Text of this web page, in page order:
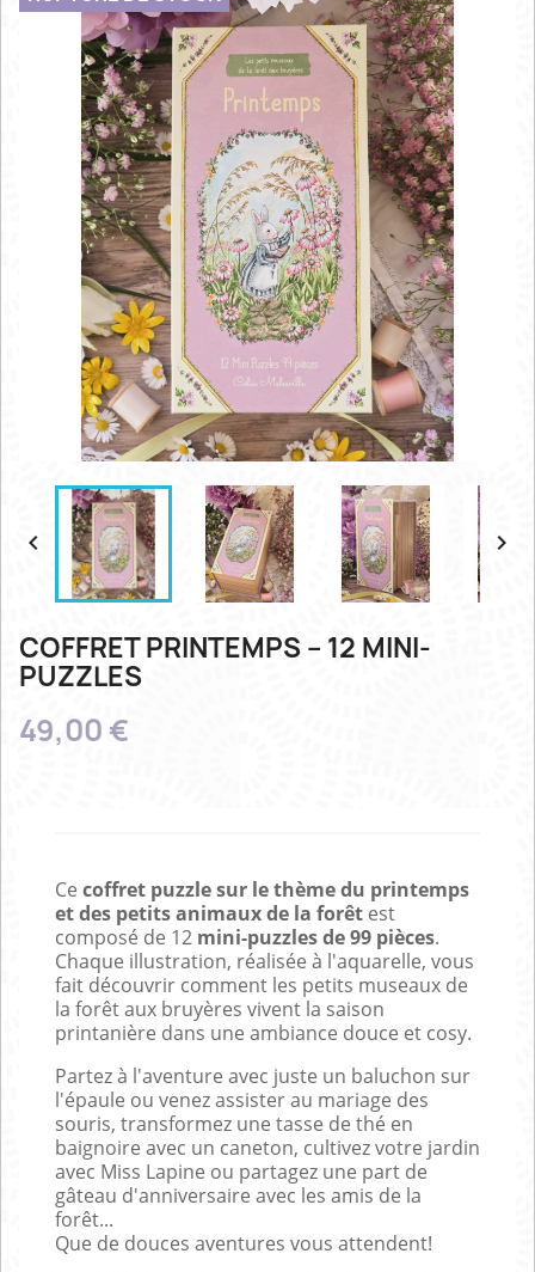
 
COFFRET PRINTEMPS – 12 MINI-
PUZZLES
49,00 €
Ce coffret puzzlesur le thème du printemps
et des petits animaux de la forêt est
composé de 12 mini-puzzles de 99 pièces.
Chaque illustration, réalisée à l'aquarelle, vous
fait découvrir comment les petits museaux de
la forêt aux bruyères vivent la saison
printanière dans une ambiance douce et cosy.
Partez à l'aventure avec juste un baluchon sur
l'épaule ou venez assister au mariage des
souris, transformez une tasse de thé en
baignoire avec un caneton, cultivez votre jardin
avec Miss Lapine ou partagez une part de
gâteau d'anniversaire avec les amis de la
forêt...
Que de douces aventures vous attendent!